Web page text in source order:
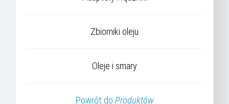
Zbiorniki oleju
Oleje i smary
Powrót do Produktów